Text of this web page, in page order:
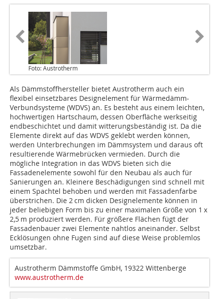
Foto: Austrotherm
Als Dämmstoffhersteller bietet Austrotherm auch ein
flexibel einsetzbares Designelement für Wärmedämm-
Verbundsysteme (WDVS) an. Es besteht aus einem leichten,
hochwertigen Hartschaum, dessen Oberfläche werkseitig
endbeschichtet und damit witterungsbeständig ist. Da die
Elemente direkt auf das WDVS geklebt werden können,
werden Unterbrechungen im Dämmsystem und daraus oft
resultierende Wärmebrücken vermieden. Durch die
mögliche Integration in das WDVS bieten sich die
Fassadenelemente sowohl für den Neubau als auch für
Sanierungen an. Kleinere Beschädigungen sind schnell mit
einem Spachtel behoben und werden mit Fassadenfarbe
überstrichen. Die 2 cm dicken Designelemente können in
jeder beliebigen Form bis zu einer maximalen Größe von 1 x
2,5 m produziert werden. Für größere Flächen fügt der
Fassadenbauer zwei Elemente nahtlos aneinander. Selbst
Ecklösungen ohne Fugen sind auf diese Weise problemlos
umsetzbar.
Austrotherm Dämmstoffe GmbH, 19322 Wittenberge
www.austrotherm.de